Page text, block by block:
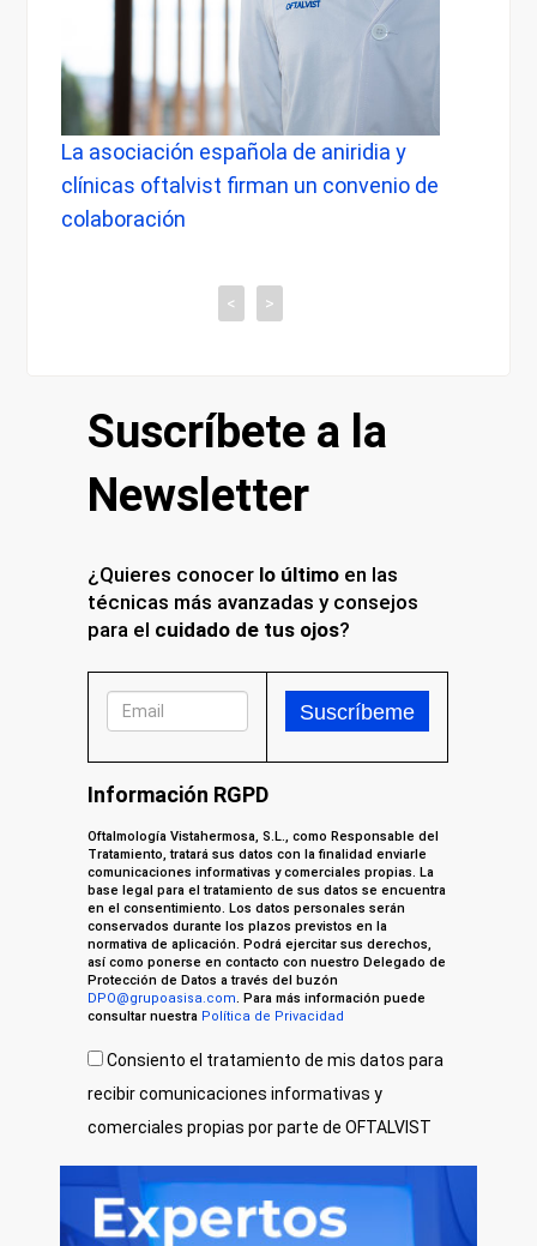
La asociación española de aniridia y
clínicas oftalvist firman un convenio de
colaboración
< >
Suscríbete a la
Newsletter
¿Quieres conocer lo último en las
técnicas más avanzadas y consejos
para el cuidado de tus ojos?
Información RGPD
Oftalmología Vistahermosa, S.L., como Responsable del
Tratamiento, tratará sus datos con la finalidad enviarle
comunicaciones informativas y comerciales propias. La
base legal para el tratamiento de sus datos se encuentra
en el consentimiento. Los datos personales serán
conservados durante los plazos previstos en la
normativa de aplicación. Podrá ejercitar sus derechos,
así como ponerse en contacto con nuestro Delegado de
Protección de Datos a través del buzón
DPO@grupoasisa.com. Para más información puede
consultar nuestra Política de Privacidad
Consiento el tratamiento de mis datos para
recibir comunicaciones informativas y
comerciales propias por parte de OFTALVIST